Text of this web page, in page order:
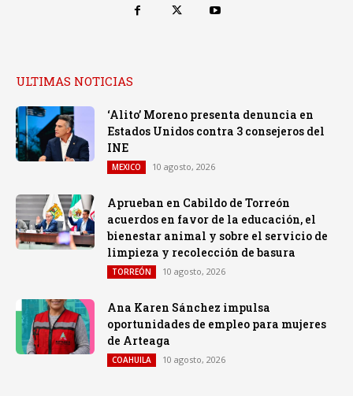
ULTIMAS NOTICIAS
‘Alito’ Moreno presenta denuncia en
Estados Unidos contra 3 consejeros del
INE
MEXICO 10 agosto, 2026
Aprueban en Cabildo de Torreón
acuerdos en favor de la educación, el
bienestar animal y sobre el servicio de
limpieza y recolección de basura
TORREÓN 10 agosto, 2026
Ana Karen Sánchez impulsa
oportunidades de empleo para mujeres
de Arteaga
COAHUILA 10 agosto, 2026